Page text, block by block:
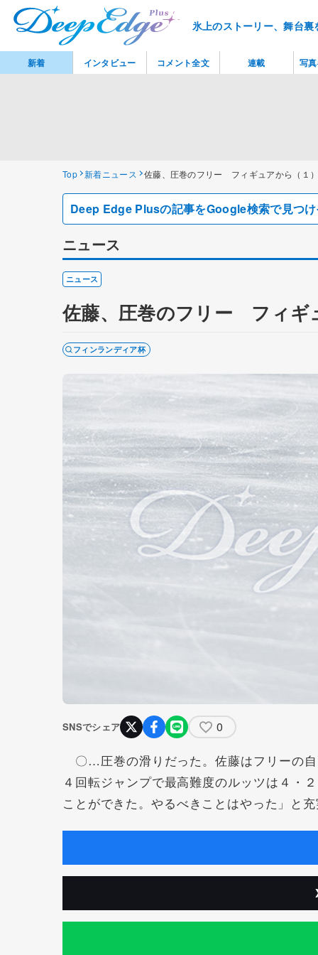
氷上のストーリー、舞台
Top 新着ニュース 佐藤、圧巻のフリー フィギュアから（１
Deep Edge Plusの記事をGoogle検索で見つ
ニュース
ニュース
佐藤、圧巻のフリー フィギ
フィンランディア杯
SNSでシェア 0
〇…圧巻の滑りだった。佐藤はフリーの
４回転ジャンプで最高難度のルッツは４・
ことができた。やるべきことはやった」と
新着 インタビュー コメント全文 連載 写